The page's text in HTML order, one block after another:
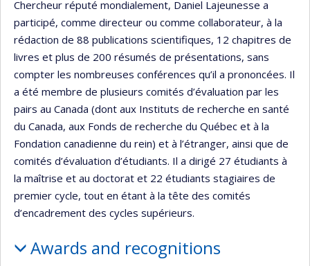
Chercheur réputé mondialement, Daniel Lajeunesse a
participé, comme directeur ou comme collaborateur, à la
rédaction de 88 publications scientifiques, 12 chapitres de
livres et plus de 200 résumés de présentations, sans
compter les nombreuses conférences qu’il a prononcées. Il
a été membre de plusieurs comités d’évaluation par les
pairs au Canada (dont aux Instituts de recherche en santé
du Canada, aux Fonds de recherche du Québec et à la
Fondation canadienne du rein) et à l’étranger, ainsi que de
comités d’évaluation d’étudiants. Il a dirigé 27 étudiants à
la maîtrise et au doctorat et 22 étudiants stagiaires de
premier cycle, tout en étant à la tête des comités
d’encadrement des cycles supérieurs.
Awards and recognitions